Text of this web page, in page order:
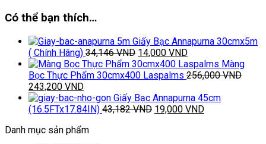
–
Cá
Thịt
Chuẩn
BBQ
Nhà
Hàng
số
lượng
Có thể bạn thích…
Giấy Bạc Annapurna 30cmx5m
( Chính Hãng) 34,146VND Giá
gốc
là:
14,000 VNDGiá
hiện
tại
14,000 VND.
Màng
Bọc Thực Phẩm 30cmx400 Laspalms 256,000VND
Giá
gốc
là:
243,200 VNDGiá
hiện
tại
243,200 VND.
Giấy Bạc Annapurna 45cm
(16.5FTx17.84IN) 43,182VND Giá
19,000 VNDGiá
Danh mục sản phẩm